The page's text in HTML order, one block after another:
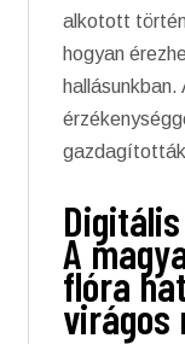
alkotott
hogyan
A
flóra
virágos